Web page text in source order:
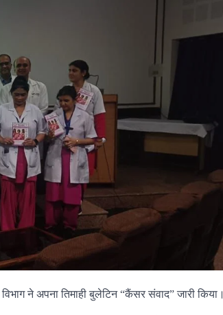
ने अपना तिमाही बुलेटिन “कैंसर संवाद” जारी किया।